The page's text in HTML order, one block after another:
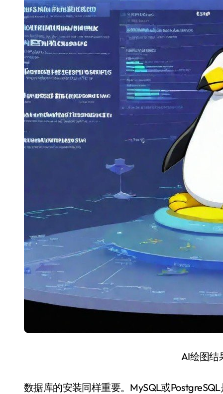
AI绘图结
数据库的安装同样重要。MySQL或